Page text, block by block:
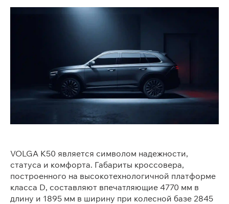
VOLGA K50 является символом надежности,
статуса и комфорта. Габариты кроссовера,
построенного на высокотехнологичной платформе
класса D, составляют впечатляющие 4770 мм в
длину и 1895 мм в ширину при колесной базе 2845